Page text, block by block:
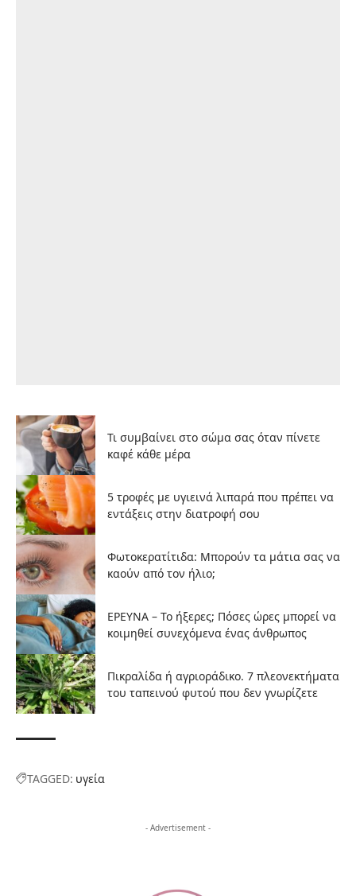
Τι συμβαίνει στο σώμα σας όταν πίνετε
καφέ κάθε μέρα
5 τροφές με υγιεινά λιπαρά που πρέπει να
εντάξεις στην διατροφή σου
Φωτοκερατίτιδα: Μπορούν τα μάτια σας να
καούν από τον ήλιο;
ΕΡΕΥΝΑ – Το ήξερες; Πόσες ώρες μπορεί να
κοιμηθεί συνεχόμενα ένας άνθρωπος
Πικραλίδα ή αγριοράδικο. 7 πλεονεκτήματα
του ταπεινού φυτού που δεν γνωρίζετε
TAGGED: υγεία
- Advertisement -